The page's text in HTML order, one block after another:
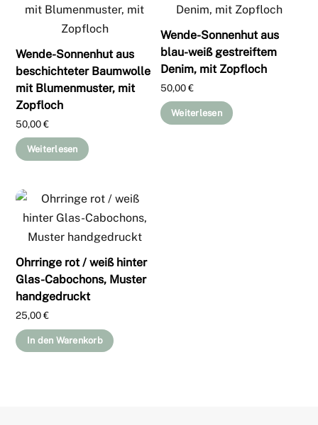
Wende-Sonnenhut aus
beschichteter Baumwolle
mit Blumenmuster, mit
Zopfloch
50,00€
Weiterlesen
Wende-Sonnenhut aus
blau-weiß gestreiftem
Denim, mit Zopfloch
50,00€
Weiterlesen
Ohrringe rot / weiß hinter
Glas-Cabochons, Muster
handgedruckt
25,00€
In den Warenkorb